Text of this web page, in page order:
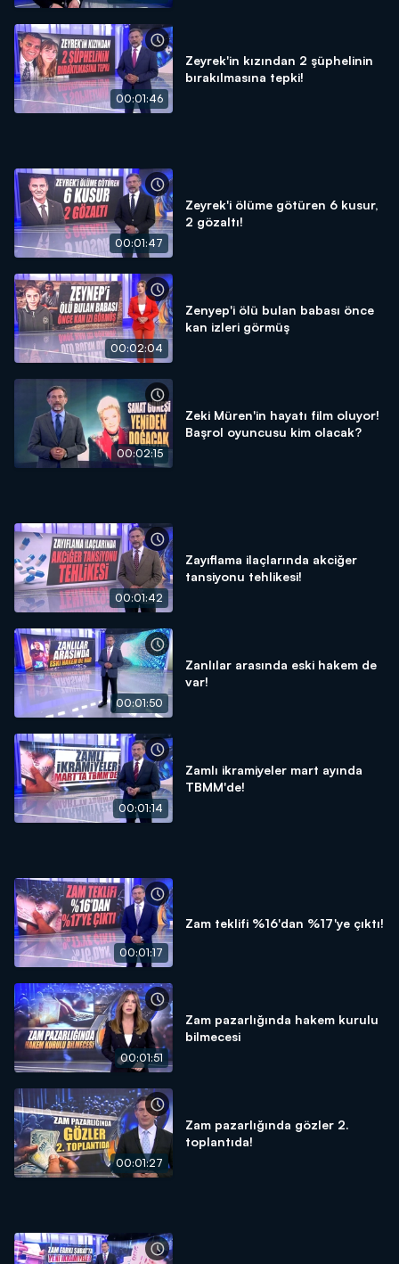
00:01:46
Zeyrek'in kızından 2 şüphelinin
bırakılmasına tepki!
00:01:47
Zeyrek'i ölüme götüren 6 kusur,
2 gözaltı!
00:02:04
Zenyep'i ölü bulan babası önce
kan izleri görmüş
00:02:15
Zeki Müren'in hayatı film oluyor!
Başrol oyuncusu kim olacak?
00:01:42
Zayıflama ilaçlarında akciğer
tansiyonu tehlikesi!
00:01:50
Zanlılar arasında eski hakem de
var!
00:01:14
Zamlı ikramiyeler mart ayında
TBMM'de!
00:01:17
Zam teklifi %16'dan %17'ye çıktı!
00:01:51
Zam pazarlığında hakem kurulu
bilmecesi
00:01:27
Zam pazarlığında gözler 2.
toplantıda!